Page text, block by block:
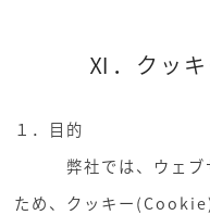
Ⅺ．クッキ
１．目的
弊社では、ウェブサ
ため、クッキー(Cookie)